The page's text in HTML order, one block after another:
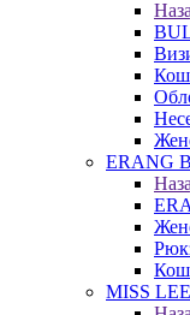
ERANG
MISS LEE